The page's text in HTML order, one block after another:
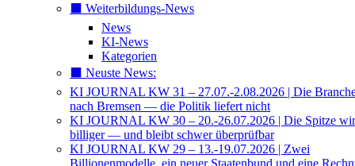
⬛️ Weiterbildungs-News
News
KI-News
Kategorien
⬛️ Neuste News:
KI JOURNAL KW 31 – 27.07.-2.08.2026 | Die
nach Bremsen — die Politik liefert nicht
KI JOURNAL KW 30 – 20.-26.07.2026 | Die Spitze
billiger — und bleibt schwer überprüfbar
KI JOURNAL KW 29 – 13.-19.07.2026 | Zwei